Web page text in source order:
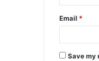
Email *
Save my